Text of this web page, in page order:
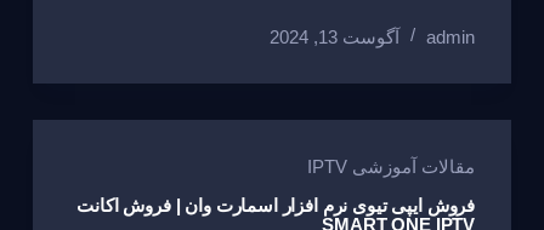
at
s
A
p
p
e
gr
a
m
c
e
b
o
a
g
e
admin آگوست 13, 2024
مقالات آموزشی IPTV
فروش ایپی تیوی نرم افزار اسمارت وان | فروش اکانت
SMART ONE IPTV